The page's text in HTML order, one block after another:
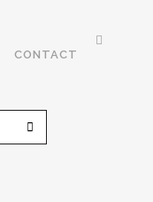
CONTACT